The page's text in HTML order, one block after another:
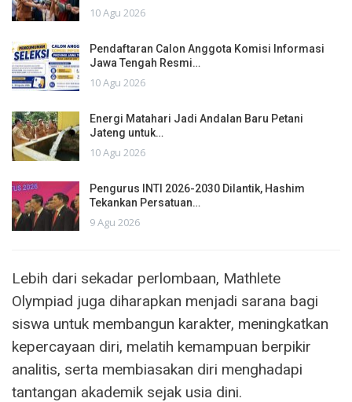
10 Agu 2026
Pendaftaran Calon Anggota Komisi Informasi
Jawa Tengah Resmi…
10 Agu 2026
Energi Matahari Jadi Andalan Baru Petani
Jateng untuk…
10 Agu 2026
Pengurus INTI 2026-2030 Dilantik, Hashim
Tekankan Persatuan…
9 Agu 2026
Lebih dari sekadar perlombaan, Mathlete
Olympiad juga diharapkan menjadi sarana bagi
siswa untuk membangun karakter, meningkatkan
kepercayaan diri, melatih kemampuan berpikir
analitis, serta membiasakan diri menghadapi
tantangan akademik sejak usia dini.